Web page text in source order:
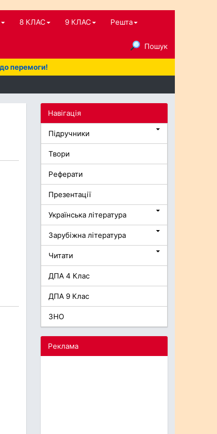
8 КЛАС 9 КЛАС Решта
Пошук
перемоги!
Навігація
Підручники
Твори
Реферати
Презентації
Українська література
Зарубіжна література
Читати
ДПА 4 Клас
ДПА 9 Клас
ЗНО
Реклама